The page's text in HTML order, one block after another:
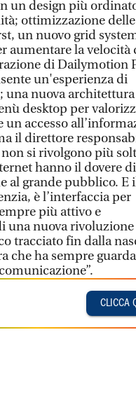
un design più
ottimizzazione delle
un nuovo grid
aumentare la velocità
di Dailymotion
un'esperienza di
una nuova
desktop per
accesso
il direttore
non si rivolgono più
hanno il dovere di
al grande pubblico. E
è l’interfaccia per
più attivo e
una nuova rivoluzione
tracciato fin dalla
che ha sempre
CLICCA